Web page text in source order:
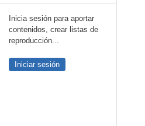
Inicia sesión para aportar
contenidos, crear listas de
reproducción...
Iniciar sesión